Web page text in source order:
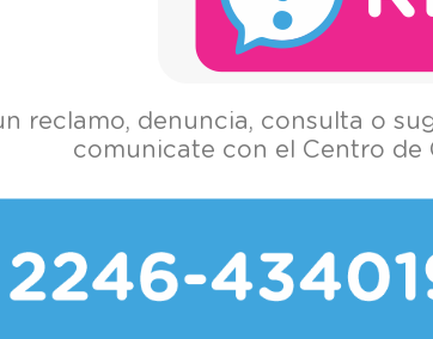
reclamo, denuncia, consulta o
comunicate con el Centro de